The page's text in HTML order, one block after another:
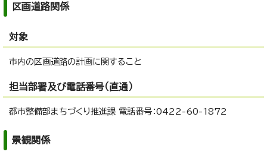
区画道路関係
対象
市内の区画道路の計画に関すること
担当部署及び電話番号（直通）
都市整備部まちづくり推進課 電話番号：0422-60-1872
景観関係